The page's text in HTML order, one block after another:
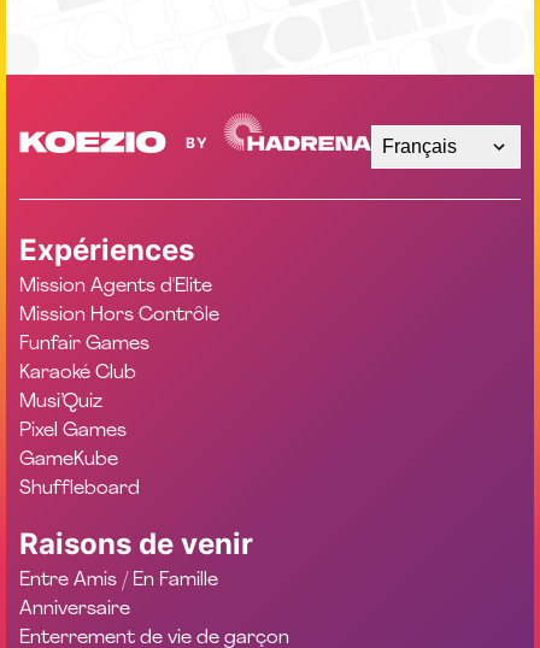
Français
Expériences
Mission Agents d'Elite
Mission Hors Contrôle
Funfair Games
Karaoké Club
Musi’Quiz
Pixel Games
GameKube
Shuffleboard
Raisons de venir
Entre Amis / En Famille
Anniversaire
Enterrement de vie de garçon